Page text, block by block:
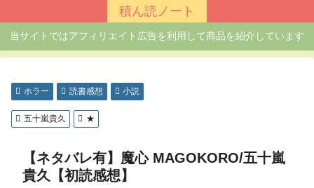
積ん読ノート
当サイトではアフィリエイト広告を利用して商品を紹介しています
ホラー 読書感想 小説
五十嵐貴久 ★
【ネタバレ有】魔心 MAGOKORO/五十嵐
貴久【初読感想】